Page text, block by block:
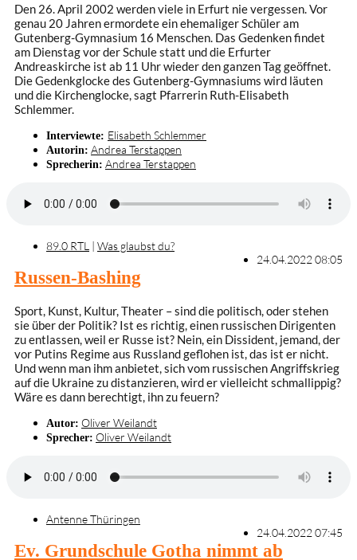
Den 26. April 2002 werden viele in Erfurt nie vergessen. Vor
genau 20 Jahren ermordete ein ehemaliger Schüler am
Gutenberg-Gymnasium 16 Menschen. Das Gedenken findet
am Dienstag vor der Schule statt und die Erfurter
Andreaskirche ist ab 11 Uhr wieder den ganzen Tag geöffnet.
Die Gedenkglocke des Gutenberg-Gymnasiums wird läuten
und die Kirchenglocke, sagt Pfarrerin Ruth-Elisabeth
Schlemmer.
Interviewte: Elisabeth Schlemmer
Autorin: Andrea Terstappen
Sprecherin: Andrea Terstappen
89.0 RTL | Was glaubst du?
24.04.2022 08:05
Russen-Bashing
Sport, Kunst, Kultur, Theater – sind die politisch, oder stehen
sie über der Politik? Ist es richtig, einen russischen Dirigenten
zu entlassen, weil er Russe ist? Nein, ein Dissident, jemand, der
vor Putins Regime aus Russland geflohen ist, das ist er nicht.
Und wenn man ihm anbietet, sich vom russischen Angriffskrieg
auf die Ukraine zu distanzieren, wird er vielleicht schmallippig?
Wäre es dann berechtigt, ihn zu feuern?
Autor: Oliver Weilandt
Sprecher: Oliver Weilandt
Antenne Thüringen
24.04.2022 07:45
Ev. Grundschule Gotha nimmt ab